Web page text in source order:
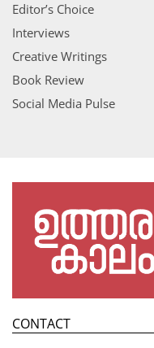
Editor’s Choice
Interviews
Creative Writings
Book Review
Social Media Pulse
CONTACT